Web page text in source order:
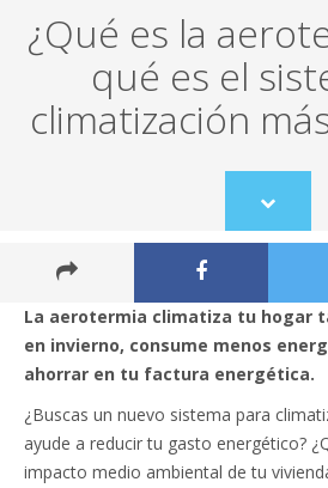
¿Qué es la
qué es el
climatización
Scroll
to
La aerotermia climatiza tu hogar
en invierno, consume menos
ahorrar en tu factura energética.
¿Buscas un nuevo sistema para
ayude a reducir tu gasto energético?
impacto medio ambiental de tu